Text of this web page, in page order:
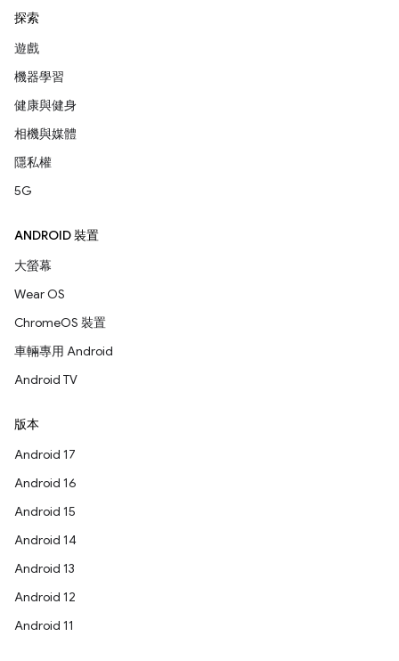
探索
遊戲
機器學習
健康與健身
相機與媒體
隱私權
5G
ANDROID 裝置
大螢幕
Wear OS
ChromeOS 裝置
車輛專用 Android
Android TV
版本
Android 17
Android 16
Android 15
Android 14
Android 13
Android 12
Android 11